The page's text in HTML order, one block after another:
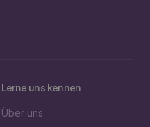
Lerne uns kennen
Über uns